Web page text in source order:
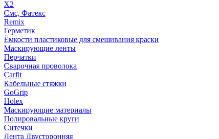
X2
Смс, Фатекс
Remix
Герметик
Ёмкости пластиковые для смешивания краски
Маскирующие ленты
Перчатки
Сварочная проволока
Carfit
Кабельные стяжки
GoGrip
Holex
Маскирующие материалы
Полировальные круги
Ситечки
Лента Двусторонняя